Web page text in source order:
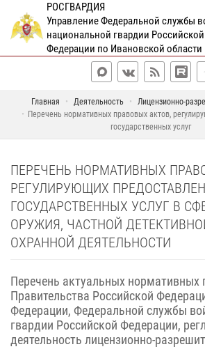
РОСГВАРДИЯ
Управление Федеральной службы
национальной гвардии Российской
Федерации по Ивановской области
Главная Деятельность
Лицензионно-
Перечень нормативных правовых актов,
государственных услуг
ПЕРЕЧЕНЬ НОРМАТИВНЫХ
РЕГУЛИРУЮЩИХ
ГОСУДАРСТВЕННЫХ УСЛУГ В
ОРУЖИЯ, ЧАСТНОЙ
ОХРАННОЙ ДЕЯТЕЛЬНОСТИ
Перечень актуальных нормативных
Правительства Российской
Федерации, Федеральной службы
гвардии Российской Федерации,
деятельность лицензионно-